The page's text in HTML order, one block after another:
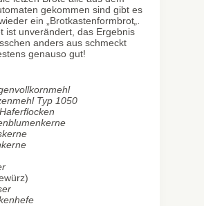
gekommen sind gibt es
ein „Brotkastenformbrot
ist unverändert, das Ergebnis
anders aus schmeckt
genauso gut!
Typ 1050